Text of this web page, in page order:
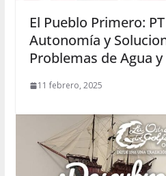
El Pueblo Primero:
Autonomía y
Problemas de Agua
11 febrero, 2025